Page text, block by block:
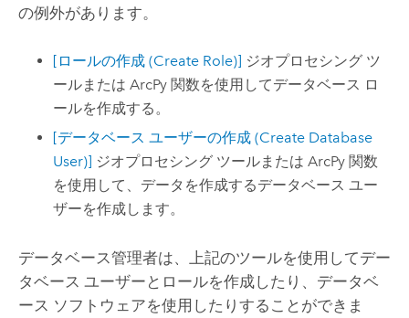
の例外があります。
[ロールの作成 (Create Role)] ジオプロセシング ツ
ールまたはArcPy 関数を使用してデータベース ロ
ールを作成する。
[データベース ユーザーの作成 (Create Database
User)] ジオプロセシング ツールまたはArcPy 関数
を使用して、データを作成するデータベース ユー
ザーを作成します。
データベース管理者は、上記のツールを使用してデー
タベース ユーザーとロールを作成したり、データベ
ース ソフトウェアを使用したりすることができま